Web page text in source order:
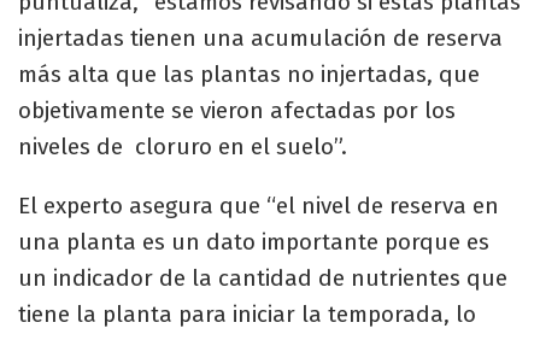
injertadas tienen una acumulación de reserva
más alta que las plantas no injertadas, que
objetivamente se vieron afectadas por los
niveles de cloruro en el suelo”.
El experto asegura que “el nivel de reserva en
una planta es un dato importante porque es
un indicador de la cantidad de nutrientes que
tiene la planta para iniciar la temporada, lo